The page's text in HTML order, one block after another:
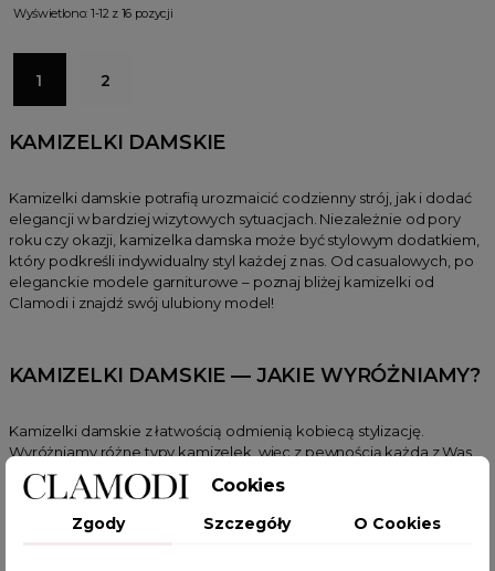
Wyświetlono: 1-12 z 16 pozycji
1 2
KAMIZELKI DAMSKIE
Kamizelki damskie potrafią urozmaicić codzienny strój, jak i dodać
elegancji w bardziej wizytowych sytuacjach. Niezależnie od pory
roku czy okazji, kamizelka damska może być stylowym dodatkiem,
który podkreśli indywidualny styl każdej z nas. Od casualowych, po
eleganckie modele garniturowe – poznaj bliżej kamizelki od
Clamodi i znajdź swój ulubiony model!
KAMIZELKI DAMSKIE — JAKIE WYRÓŻNIAMY?
Kamizelki damskie z łatwością odmienią kobiecą stylizację.
Wyróżniamy różne typy kamizelek, więc z pewnością każda z Was
odnajdzie dla siebie model odpowiadający każdym oczekiwaniom.
Kamizelki puchowe są idealne na chłodniejsze dni, zapewniają
ciepło i swobodę, a przy tym są lekkie, co czyni je wyjątkowo
komfortowymi.Dwustronna kamizelka Jade
Cookies
Zgody Szczegóły O Cookies